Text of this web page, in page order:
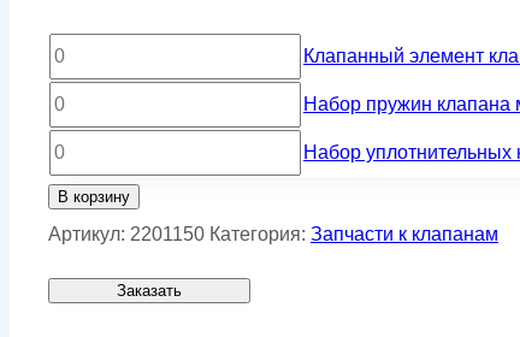
690 ₽
Количество
товара
Клапанный
клапана
минимального
давления
Клапанный элемент
Количество
товара
Набор
пружин
минимального
Набор пружин клапана
Количество
товара
Набор
колец
Набор
В корзину
Артикул: 2201150 Категория: Запчасти к клапанам
Заказать